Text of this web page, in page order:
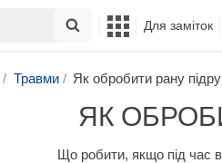
Для заміток
Травми Як обробити рану
ЯК
Що робити, якщо під час